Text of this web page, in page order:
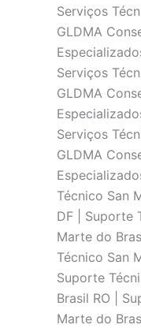
Serviços
GLDMA
Serviços
GLDMA
Serviços
GLDMA
Técnico San
DF | Suporte
Marte do
Técnico San
Suporte
Brasil RO |
Marte do